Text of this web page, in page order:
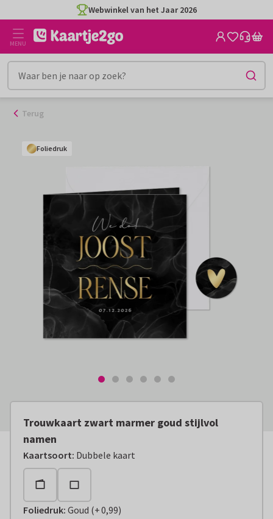
naar
inhoud
Webwinkel van het Jaar 2026
MENU
Terug
Foliedruk
Foliedruk
Foliedruk
Foliedruk
Foliedruk
Foliedruk
Trouwkaart zwart marmer goud stijlvol
namen
Kaartsoort: Dubbele kaart
Foliedruk: Goud (+0,99)